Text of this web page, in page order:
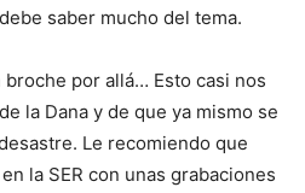
saber mucho del tema.
broche por allá… Esto casi nos
la Dana y de que ya mismo se
Le recomiendo que
la SER con unas grabaciones